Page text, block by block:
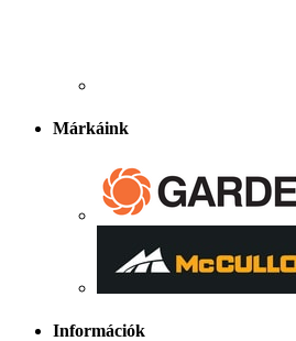
Márkáink
Információk